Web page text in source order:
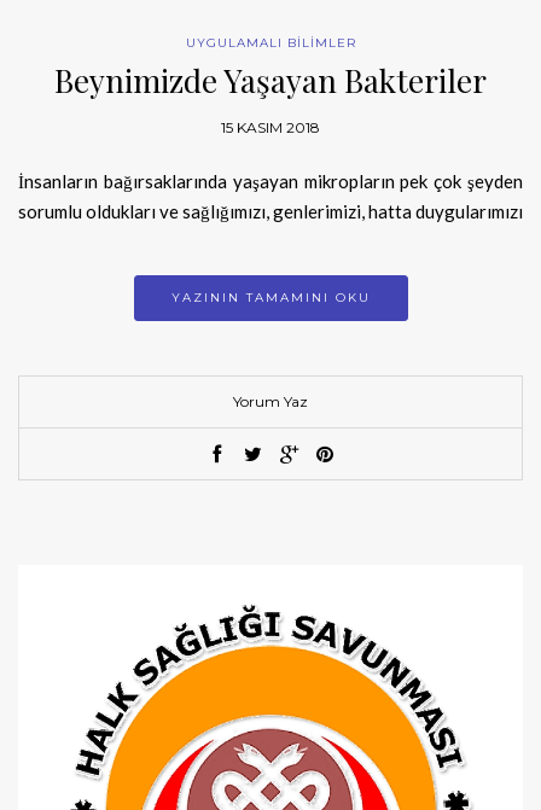
UYGULAMALI BİLİMLER
Beynimizde Yaşayan Bakteriler
15 KASIM 2018
İnsanların bağırsaklarında yaşayan mikropların pek çok şeyden
sorumlu oldukları ve sağlığımızı, genlerimizi, hatta duygularımızı
YAZININ TAMAMINI OKU
Yorum Yaz